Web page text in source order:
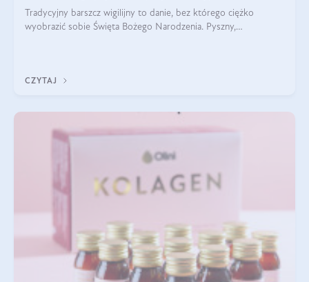
Tradycyjny barszcz wigilijny to danie, bez którego ciężko
wyobrazić sobie Święta Bożego Narodzenia. Pyszny,
CZYTAJ